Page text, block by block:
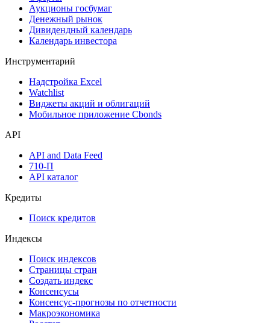
Календарь событий
Дефолты
Размещения
Оферты
Денежный рынок
Календарь инвестора
Инструментарий
Мобильное приложение Cbonds
API
API and Data Feed
API каталог
Кредиты
Поиск кредитов
Индексы
Поиск индексов
Страницы стран